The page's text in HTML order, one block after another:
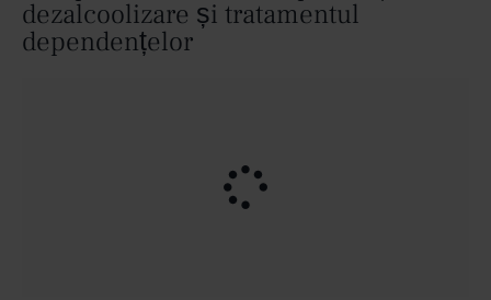
dezalcoolizare și tratamentul
dependențelor